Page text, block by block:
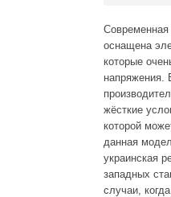
оснащена
которые
напряжения.
жёсткие
которой
данная
украинская
западных
случаи,